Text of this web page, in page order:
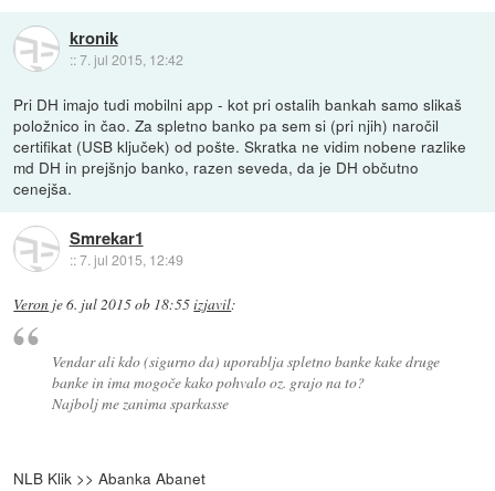
kronik
::7. jul 2015, 12:42
Pri DH imajo tudi mobilni app - kot pri ostalih bankah samo slikaš
položnico in čao. Za spletno banko pa sem si (pri njih) naročil
certifikat (USB ključek) od pošte. Skratka ne vidim nobene razlike
md DH in prejšnjo banko, razen seveda, da je DH občutno
cenejša.
Smrekar1
::7. jul 2015, 12:49
Veron je6. jul 2015 ob 18:55izjavil:
Vendar ali kdo (sigurno da) uporablja spletno banke kake druge
banke in ima mogoče kako pohvalo oz. grajo na to?
Najbolj me zanima sparkasse
NLB Klik >> Abanka Abanet